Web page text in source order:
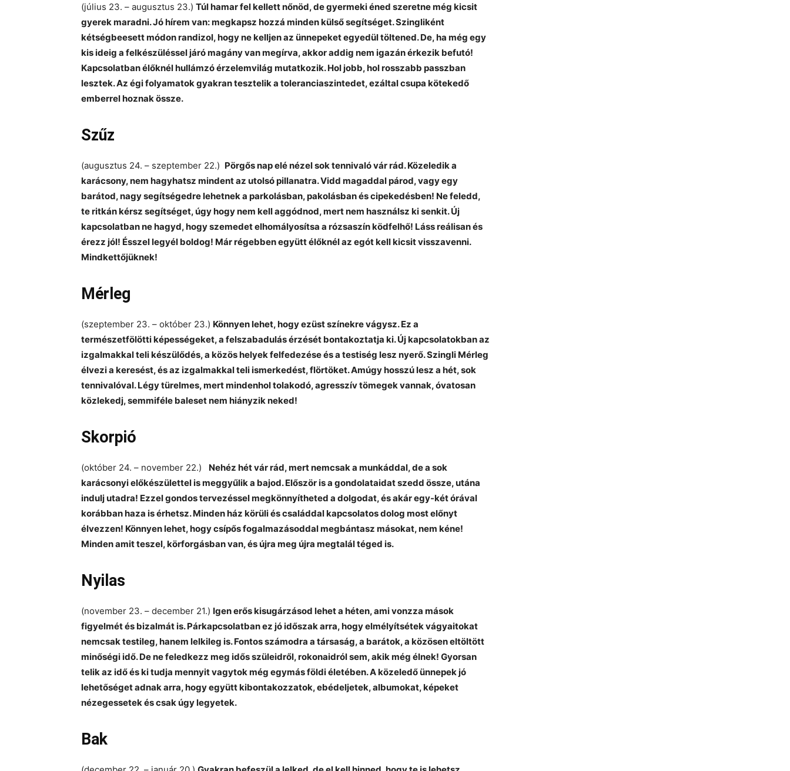
(július 23. – augusztus 23.) Túl hamar fel kellett nőnöd, de gyermeki éned szeretne még kicsit
gyerek maradni. Jó hírem van: megkapsz hozzá minden külső segítséget. Szingliként
kétségbeesett módon randizol, hogy ne kelljen az ünnepeket egyedül töltened. De, ha még egy
kis ideig a felkészüléssel járó magány van megírva, akkor addig nem igazán érkezik befutó!
Kapcsolatban élőknél hullámzó érzelemvilág mutatkozik. Hol jobb, hol rosszabb passzban
lesztek. Az égi folyamatok gyakran tesztelik a toleranciaszintedet, ezáltal csupa kötekedő
emberrel hoznak össze.
Szűz
(augusztus 24. – szeptember 22.) Pörgős nap elé nézel sok tennivaló vár rád. Közeledik a
karácsony, nem hagyhatsz mindent az utolsó pillanatra. Vidd magaddal párod, vagy egy
barátod, nagy segítségedre lehetnek a parkolásban, pakolásban és cipekedésben! Ne feledd,
te ritkán kérsz segítséget, úgy hogy nem kell aggódnod, mert nem használsz ki senkit. Új
kapcsolatban ne hagyd, hogy szemedet elhomályosítsa a rózsaszín ködfelhő! Láss reálisan és
érezz jól! Ésszel legyél boldog! Már régebben együtt élőknél az egót kell kicsit visszavenni.
Mindkettőjüknek!
Mérleg
(szeptember 23. – október 23.) Könnyen lehet, hogy ezüst színekre vágysz. Ez a
természetfölötti képességeket, a felszabadulás érzését bontakoztatja ki. Új kapcsolatokban az
izgalmakkal teli készülődés, a közös helyek felfedezése és a testiség lesz nyerő. Szingli Mérleg
élvezi a keresést, és az izgalmakkal teli ismerkedést, flörtöket. Amúgy hosszú lesz a hét, sok
tennivalóval. Légy türelmes, mert mindenhol tolakodó, agresszív tömegek vannak, óvatosan
közlekedj, semmiféle baleset nem hiányzik neked!
Skorpió
(október 24. – november 22.) Nehéz hét vár rád, mert nemcsak a munkáddal, de a sok
karácsonyi előkészülettel is meggyűlik a bajod. Először is a gondolataidat szedd össze, utána
indulj utadra! Ezzel gondos tervezéssel megkönnyítheted a dolgodat, és akár egy-két órával
korábban haza is érhetsz. Minden ház körüli és családdal kapcsolatos dolog most előnyt
élvezzen! Könnyen lehet, hogy csípős fogalmazásoddal megbántasz másokat, nem kéne!
Minden amit teszel, körforgásban van, és újra meg újra megtalál téged is.
Nyilas
(november 23. – december 21.) Igen erős kisugárzásod lehet a héten, ami vonzza mások
figyelmét és bizalmát is. Párkapcsolatban ez jó időszak arra, hogy elmélyítsétek vágyaitokat
nemcsak testileg, hanem lelkileg is. Fontos számodra a társaság, a barátok, a közösen eltöltött
minőségi idő. De ne feledkezz meg idős szüleidről, rokonaidról sem, akik még élnek! Gyorsan
telik az idő és ki tudja mennyit vagytok még egymás földi életében. A közeledő ünnepek jó
lehetőséget adnak arra, hogy együtt kibontakozzatok, ebédeljetek, albumokat, képeket
nézegessetek és csak úgy legyetek.
Bak